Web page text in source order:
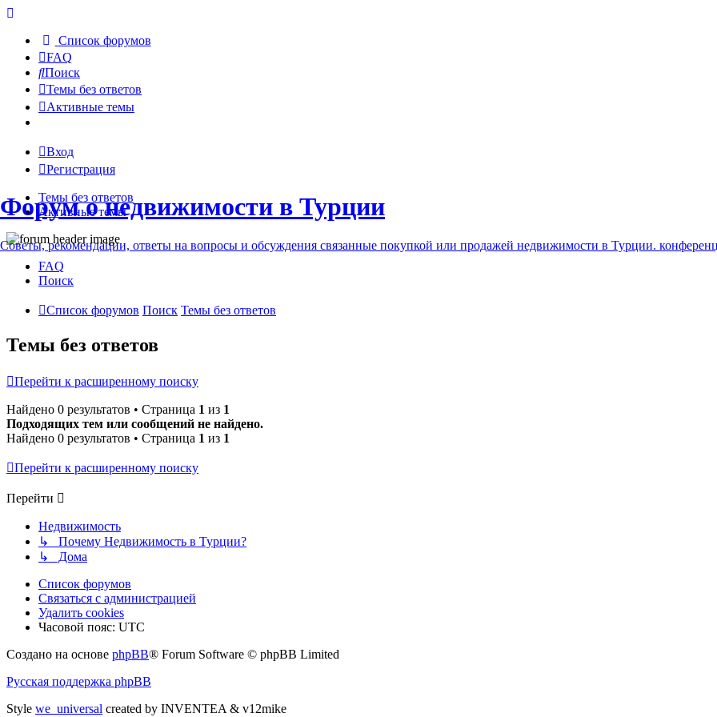
Список форумов
FAQ
Поиск
Темы без ответов
Активные темы
Вход
Регистрация
Темы без ответов
Активные темы
Форум о недвижимости в Турции
Советы, рекомендации, ответы на вопросы и обсуждения связанные покупкой или продажей недвижимости в Турции.
FAQ
Поиск
Список форумов Поиск Темы без ответов
Темы без ответов
Перейти к расширенному поиску
Найдено 0 результатов • Страница 1 из 1
Подходящих тем или сообщений не найдено.
Найдено 0 результатов • Страница 1 из 1
Перейти к расширенному поиску
Перейти
Недвижимость
↳ Почему Недвижимость в Турции?
↳ Дома
Список форумов
Связаться с администрацией
Удалить cookies
Часовой пояс: UTC
Создано на основе phpBB® Forum Software © phpBB Limited
Русская поддержка phpBB
Style we_universal created by INVENTEA & v12mike